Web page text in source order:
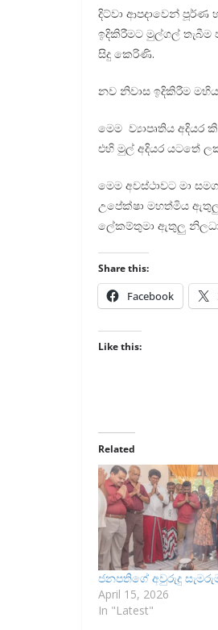
දිට්වා ආපදාවෙන් පූර්ණ
ඉදිකිරීමට මුල්ගල් තැබීම
සිදු කෙරිණි.
නව නිවාස ඉදිකිරීම
මෙම ව්‍යාපෘතිය
එහි මුල් අදියර යටතේ
මෙම අවස්ථාවට මා
උපේක්ෂා මහත්මිය ඇතුලු
ලේකම්තුමා ඇතුලු
Share this:
Facebook
Like this:
Related
ජනපතිගේ අවුරුදු
April 15, 2026
In "Latest"